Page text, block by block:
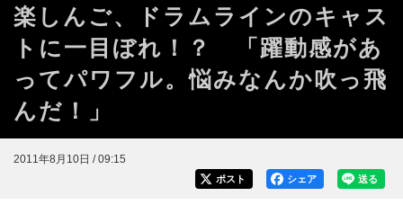
楽しんご、ドラムラインのキャス
トに一目ぼれ！？ 「躍動感があ
ってパワフル。悩みなんか吹っ飛
んだ！」
2011年8月10日 / 09:15
送る
シェア
ポスト